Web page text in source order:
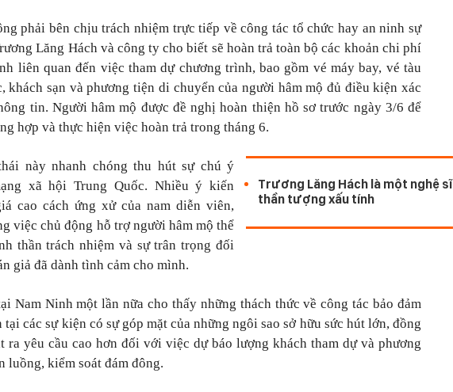
phải bên chịu trách nhiệm trực tiếp về công tác tổ chức hay an ninh sự
Lăng Hách và công ty cho biết sẽ hoàn trả toàn bộ các khoản chi phí
liên quan đến việc tham dự chương trình, bao gồm vé máy bay, vé tàu
khách sạn và phương tiện di chuyển của người hâm mộ đủ điều kiện xác
tin. Người hâm mộ được đề nghị hoàn thiện hồ sơ trước ngày 3/6 để
hợp và thực hiện việc hoàn trả trong tháng 6.
Trương Lăng Hách là một nghệ sĩ
thần tượng xấu tính
này nhanh chóng thu hút sự chú ý
xã hội Trung Quốc. Nhiều ý kiến
cao cách ứng xử của nam diễn viên,
việc chủ động hỗ trợ người hâm mộ thể
thần trách nhiệm và sự trân trọng đối
giả đã dành tình cảm cho mình.
Nam Ninh một lần nữa cho thấy những thách thức về công tác bảo đảm
tại các sự kiện có sự góp mặt của những ngôi sao sở hữu sức hút lớn, đồng
ra yêu cầu cao hơn đối với việc dự báo lượng khách tham dự và phương
luồng, kiểm soát đám đông.